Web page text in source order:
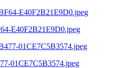
E40F2B21E9D0.jpeg
01CE7C5B3574.jpeg